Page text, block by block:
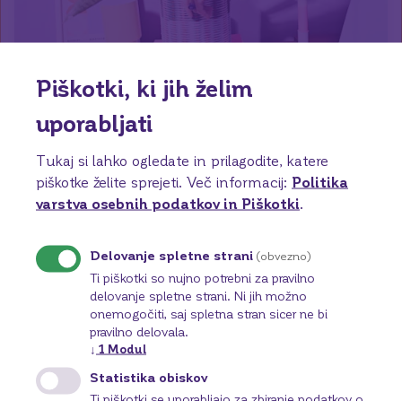
Mini kredit
Mini kredit za vse vaše maksi želje. Hitro in
Hiter postopek odobritve
Nespremenljiva letna obrestna mera
komitente z rednim prilivom
Več o tem
Piškotki, ki jih želim
uporabljati
Tukaj si lahko ogledate in prilagodite, katere
piškotke želite sprejeti. Več informacij: Politika
varstva osebnih podatkov in Piškotki
Delovanje spletne strani (obvezno)
Ti piškotki so nujno potrebni za pravilno
delovanje spletne strani. Ni jih možno
onemogočiti, saj spletna stran sicer ne bi
pravilno delovala.
↓ 1 Modul
Statistika obiskov